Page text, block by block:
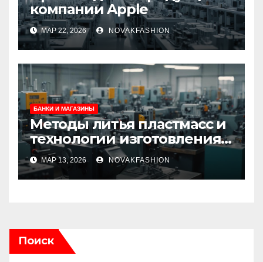
компании Apple
МАР 22, 2026 NOVAKFASHION
БАНКИ И МАГАЗИНЫ
Методы литья пластмасс и
технологии изготовления
пластиковых изделий
МАР 13, 2026 NOVAKFASHION
Поиск